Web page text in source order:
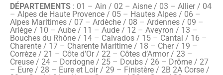
DÉPARTEMENTS : 01 – Ain / 02 – Aisne / 03 – Allier / 04
– Alpes de Haute Provence / 05 – Hautes Alpes / 06 –
Alpes Maritimes / 07 – Ardèche / 08 – Ardennes / 09 –
Ariège / 10 – Aube / 11 – Aude / 12 – Aveyron / 13 –
Bouches du Rhône / 14 – Calvados / 15 – Cantal / 16 –
Charente / 17 – Charente Maritime / 18 – Cher / 19 –
Corrèze / 21 – Côte d’Or / 22 – Côtes d’Armor / 23 –
Creuse / 24 – Dordogne / 25 – Doubs / 26 – Drôme / 27
– Eure / 28 – Eure et Loir / 29 – Finistère / 2B 2A Corse /